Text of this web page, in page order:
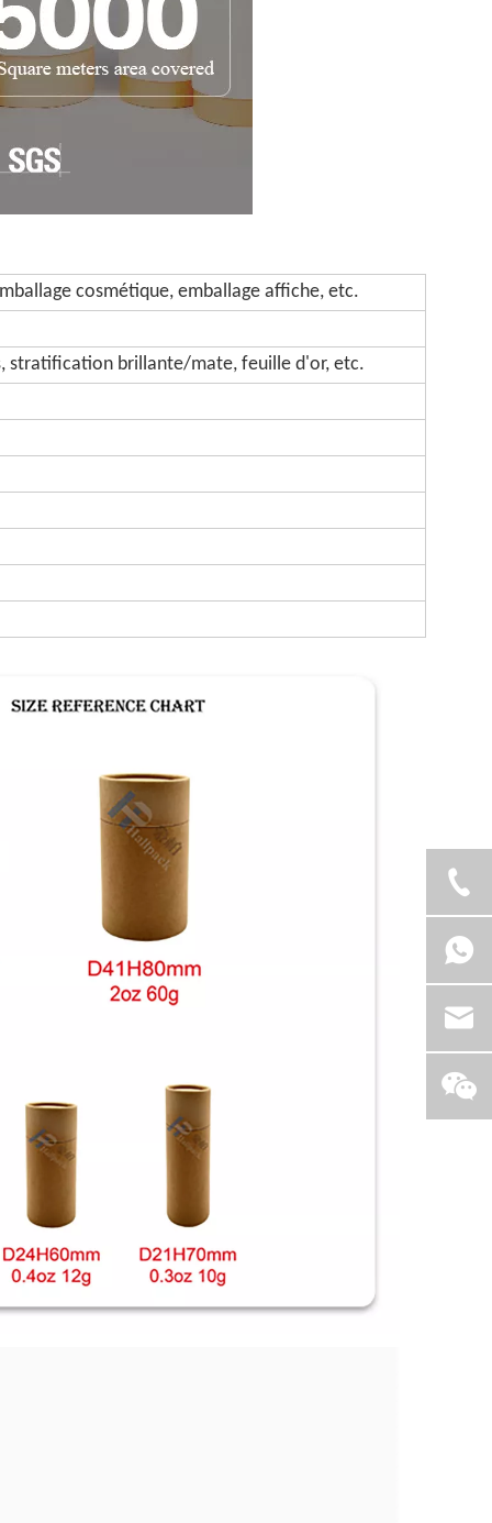
cosmétique, emballage affiche, etc.
stratification brillante/mate, feuille d'or, etc.